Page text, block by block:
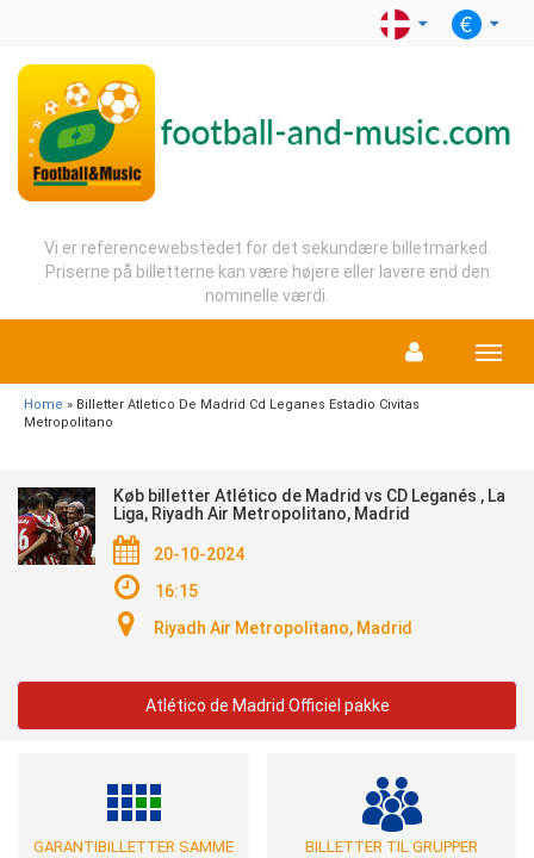
Vi er referencewebstedet for det sekundære billetmarked.
Priserne på billetterne kan være højere eller lavere end den
nominelle værdi.
Menu
Home » Billetter Atletico De Madrid Cd Leganes Estadio Civitas
Metropolitano
Køb billetter Atlético de Madrid vs CD Leganés , La
Liga, Riyadh Air Metropolitano, Madrid
20-10-2024
16:15
Riyadh Air Metropolitano, Madrid
Atlético de Madrid Officiel pakke
GARANTIBILLETTER SAMME BILLETTER TIL GRUPPER